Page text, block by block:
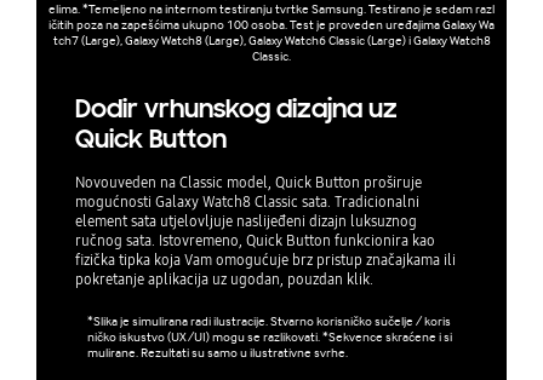
elima. *Temeljeno na internom testiranju tvrtke Samsung. Testirano je sedam razl
ičitih poza na zapešćima ukupno 100 osoba. Test je proveden uređajima Galaxy Wa
tch7 (Large), Galaxy Watch8 (Large), Galaxy Watch6 Classic (Large) i Galaxy Watch8
Classic.
Dodir vrhunskog dizajna uz
Quick Button
Novouveden na Classic model, Quick Button proširuje
mogućnosti Galaxy Watch8 Classic sata. Tradicionalni
element sata utjelovljuje naslijeđeni dizajn luksuznog
ručnog sata. Istovremeno, Quick Button funkcionira kao
fizička tipka koja Vam omogućuje brz pristup značajkama ili
pokretanje aplikacija uz ugodan, pouzdan klik.
*Slika je simulirana radi ilustracije. Stvarno korisničko sučelje / koris
ničko iskustvo (UX/UI) mogu se razlikovati. *Sekvence skraćene i si
mulirane. Rezultati su samo u ilustrativne svrhe.